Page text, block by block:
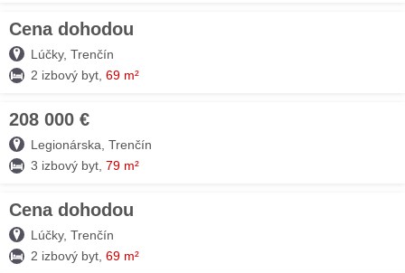
Cena dohodou
Lúčky, Trenčín
2 izbový byt, 69 m²
208 000 €
Legionárska, Trenčín
3 izbový byt, 79 m²
Cena dohodou
Lúčky, Trenčín
2 izbový byt, 69 m²